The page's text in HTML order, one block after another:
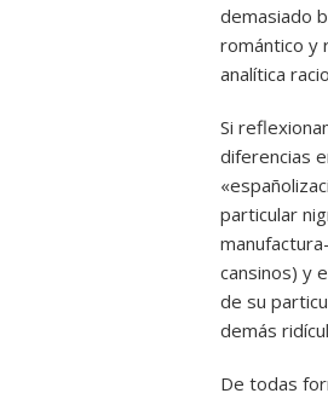
demasiado
romántico y
analítica
Si
diferencias
particular
cansinos) y
de su
demás
De todas